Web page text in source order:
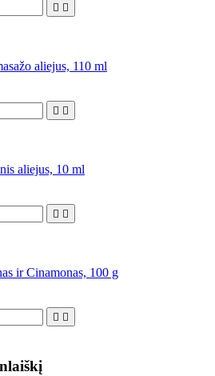
 
aliejus, 110 ml
 
aliejus, 10 ml
 
ir Cinamonas, 100 g
 